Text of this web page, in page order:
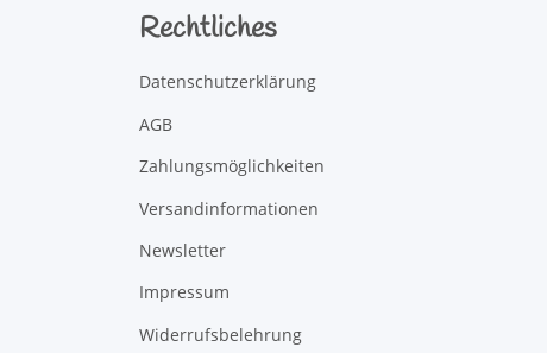
Rechtliches
Datenschutzerklärung
AGB
Zahlungsmöglichkeiten
Versandinformationen
Newsletter
Impressum
Widerrufsbelehrung